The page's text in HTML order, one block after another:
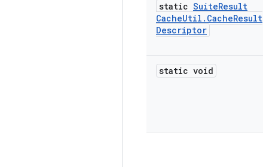
static SuiteResult
CacheUtil . CacheResult
Descriptor
static void